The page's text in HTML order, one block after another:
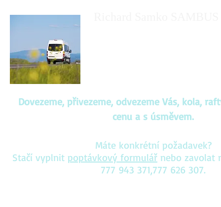
Dovezeme, přivezeme, odvezeme Vás, kola,
cenu a s úsměvem.
Máte konkrétní požadavek?
Stačí vyplnit poptávkový formulář nebo zavolat
777 943 371,777 626 307.